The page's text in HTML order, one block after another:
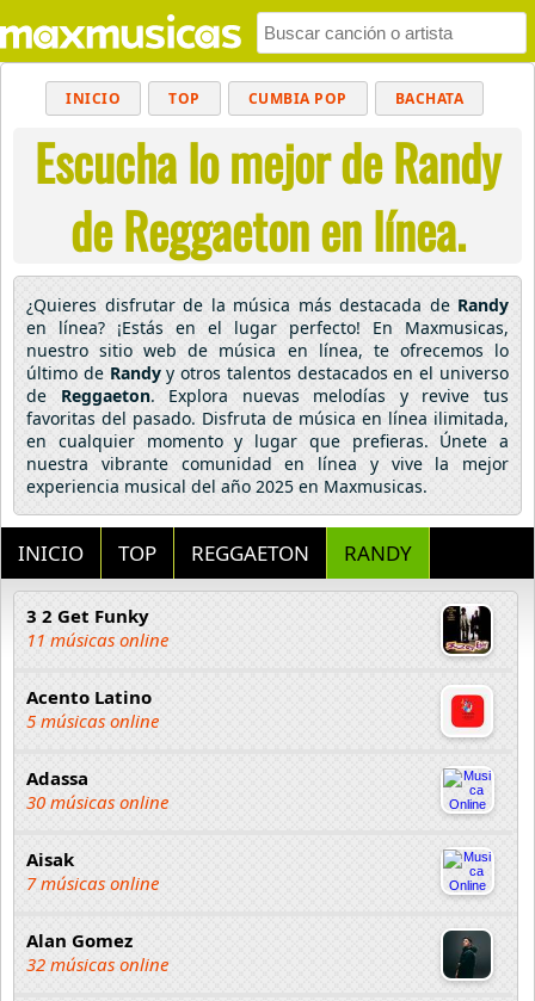
INICIO TOP CUMBIA POP BACHATA
MUSICA CRISTIANA REGGAETON
BALADAS ALTERNATIVO ELECTRÓNICA
CUMBIAS
Escucha lo mejor de Randy
de Reggaeton en línea.
¿Quieres disfrutar de la música más destacada de Randy
en línea? ¡Estás en el lugar perfecto! En Maxmusicas,
nuestro sitio web de música en línea, te ofrecemos lo
último de Randyy otros talentos destacados en el universo
de Reggaeton. Explora nuevas melodías y revive tus
favoritas del pasado. Disfruta de música en línea ilimitada,
en cualquier momento y lugar que prefieras. Únete a
nuestra vibrante comunidad en línea y vive la mejor
experiencia musical del año 2025 en Maxmusicas.
INICIO TOP REGGAETON RANDY
3 2 Get Funky
11 músicas online
Acento Latino
5 músicas online
Adassa
30 músicas online
Aisak
7 músicas online
Alan Gomez
32 músicas online